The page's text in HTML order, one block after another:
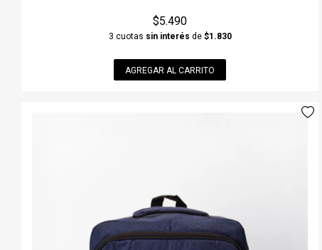
$5.490
3 cuotas sin interés de $1.830
AGREGAR AL CARRITO